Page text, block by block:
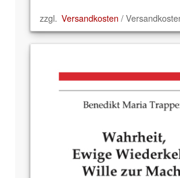
zzgl. Versandkosten /